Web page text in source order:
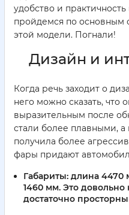
удобство и
пройдемся по основным
этой модели. Погнали!
Дизайн и
Когда речь заходит о
него можно сказать, что
выразительным после
стали более плавными, а
получила более
фары придают
Габариты: длина 4470
1460 мм. Это довольно
достаточно